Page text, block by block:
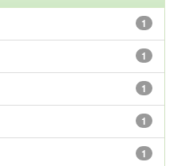
1
1
1
1
1